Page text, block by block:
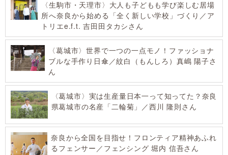
〈生駒市・天理市〉大人も子どもも学び楽しむ居場
所へ奈良から始める「全く新しい学校」づくり／ア
トリエe.f.t. 吉田田タカシさん
〈葛城市〉世界で一つの一点モノ！ファッショナ
ブルな手作り日傘／紋白（もんしろ）真嶋 陽子さ
ん
〈葛城市〉実は生産量日本一って知ってた？奈良
県葛城市の名産「二輪菊」／西川 隆則さん
奈良から全国を目指せ！フロンティア精神あふれ
るフェンサー／フェンシング 堀内 信吾さん